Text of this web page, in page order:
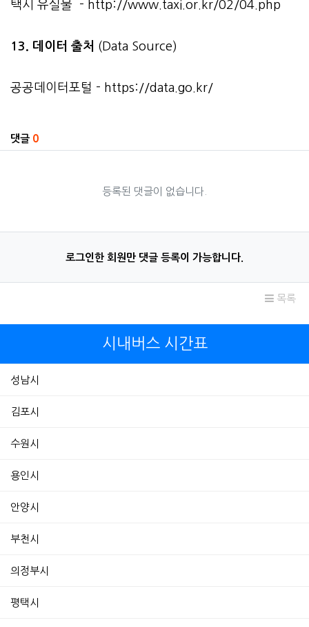
택시 유실물 - http://www.taxi.or.kr/02/04.php
13. 데이터 출처 (Data Source)
공공데이터포털 - https://data.go.kr/
댓글 0
등록된 댓글이 없습니다.
로그인한 회원만 댓글 등록이 가능합니다.
목록
시내버스 시간표
성남시
김포시
수원시
용인시
안양시
부천시
의정부시
평택시